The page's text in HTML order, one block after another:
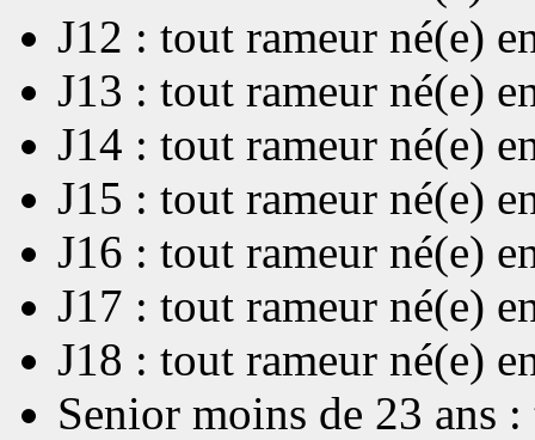
J12 : tout rameur né(e)
J13 : tout rameur né(e)
J14 : tout rameur né(e)
J15 : tout rameur né(e)
J16 : tout rameur né(e)
J17 : tout rameur né(e)
J18 : tout rameur né(e)
Senior moins de 23 ans